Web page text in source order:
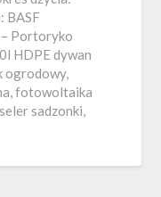
BASF
– Portoryko
HDPE dywan
ogrodowy,
fotowoltaika
sadzonki,